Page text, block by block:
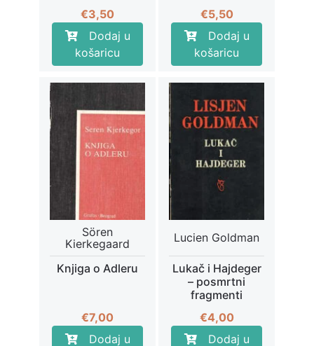
€3,50
Dodaj u
košaricu
€5,50
Dodaj u
košaricu
Sören
Kierkegaard
Knjiga o Adleru
€7,00
Dodaj u
Lucien Goldman
Lukač i Hajdeger
– posmrtni
fragmenti
€4,00
Dodaj u